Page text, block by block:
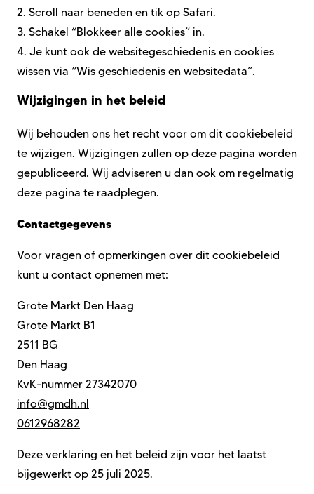
2. Scroll naar beneden en tik op Safari.
3. Schakel “Blokkeer alle cookies” in.
4. Je kunt ook de websitegeschiedenis en cookies
wissen via “Wis geschiedenis en websitedata”.
Wijzigingen in het beleid
Wij behouden ons het recht voor om dit cookiebeleid
te wijzigen. Wijzigingen zullen op deze pagina worden
gepubliceerd. Wij adviseren u dan ook om regelmatig
deze pagina te raadplegen.
Contactgegevens
Voor vragen of opmerkingen over dit cookiebeleid
kunt u contact opnemen met:
Grote Markt Den Haag
Grote Markt B1
2511 BG
Den Haag
KvK-nummer 27342070
info@gmdh.nl
0612968282
Deze verklaring en het beleid zijn voor het laatst
bijgewerkt op 25 juli 2025.